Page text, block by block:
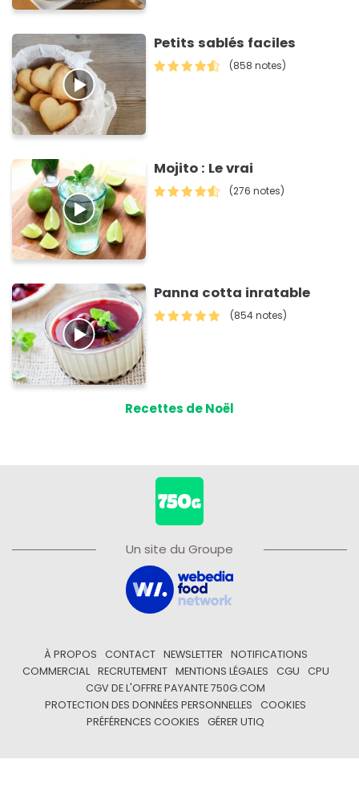
Petits sablés faciles
(858 notes)
Mojito : Le vrai
(276 notes)
Panna cotta inratable
(854 notes)
Recettes de Noël
Un site du Groupe
À PROPOS CONTACT NEWSLETTER
NOTIFICATIONS
COMMERCIAL
RECRUTEMENT MENTIONS LÉGALES CGU
CPU
CGV DE L'OFFRE PAYANTE 750G.COM
PROTECTION DES DONNÉES PERSONNELLES
COOKIES
PRÉFÉRENCES COOKIES
GÉRER UTIQ